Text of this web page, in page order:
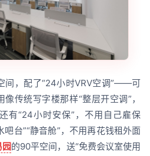
间，配了“24小时VRV空调”——可
传统写字楼那样“整层开空调”，
有“24小时安保”，不用自己雇保
吧台”“静音舱”，不用再花钱租外面
的90平空间，送“免费会议室使用